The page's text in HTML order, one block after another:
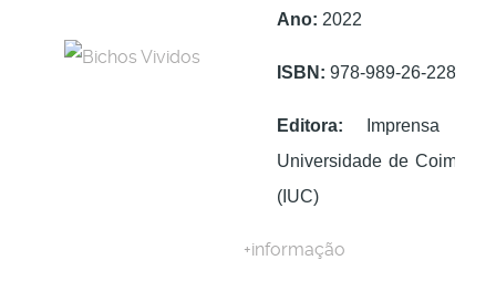
Ano: 2022
ISBN: 978-989-26-2280-4
Editora: Imprensa da
Universidade de Coimbra
(IUC)
+informação